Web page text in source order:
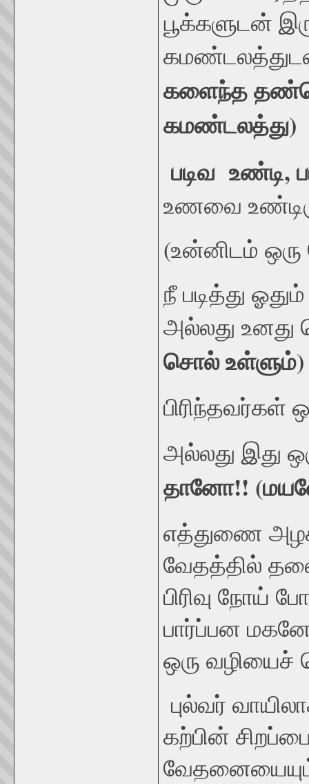
பூக்களுடன்
களைந்த
கமண்டலத்து)
படிவ உண்டி,
உணவை
(உன்னிடம் ஒரு
நீ படித்து
அல்லது
சொல் உள்ளும்)
பிரிந்தவர்கள்
அல்லது இது
தானோ!!
எத்துணை
வேதத்தில்
பிரிவு நோய்
பார்ப்பன
ஒரு வழியைச்
புல்வர்
கற்பின்